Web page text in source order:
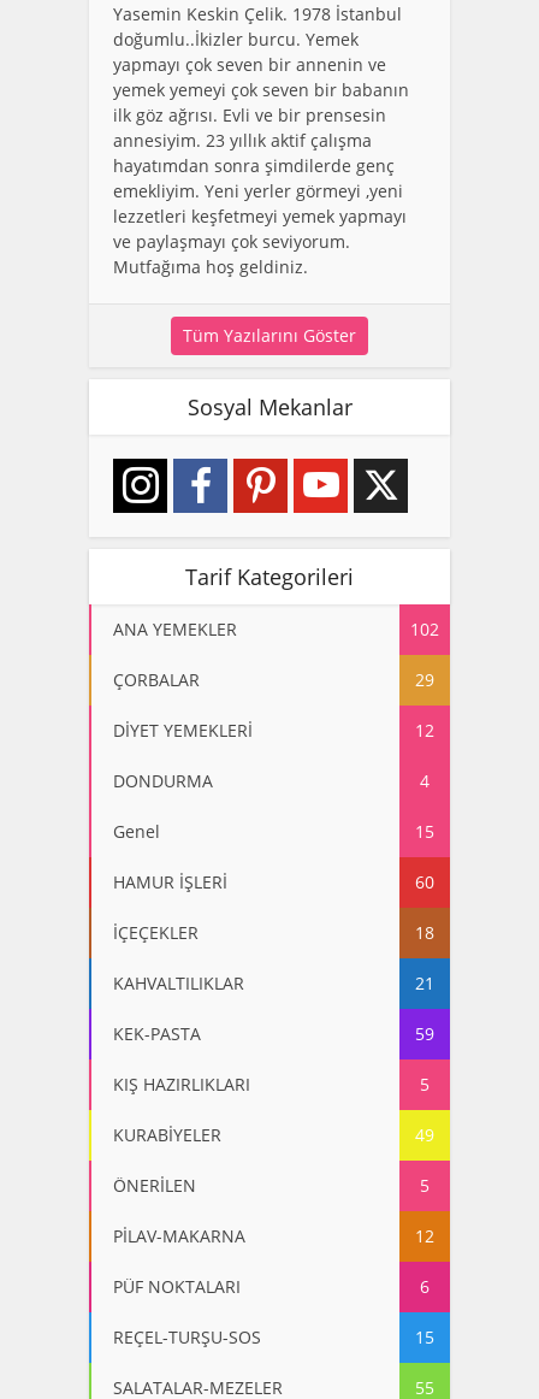
Yasemin Keskin Çelik. 1978 İstanbul
doğumlu..İkizler burcu. Yemek
yapmayı çok seven bir annenin ve
yemek yemeyi çok seven bir babanın
ilk göz ağrısı. Evli ve bir prensesin
annesiyim. 23 yıllık aktif çalışma
hayatımdan sonra şimdilerde genç
emekliyim. Yeni yerler görmeyi ,yeni
lezzetleri keşfetmeyi yemek yapmayı
ve paylaşmayı çok seviyorum.
Mutfağıma hoş geldiniz.
Tüm Yazılarını Göster
Sosyal Mekanlar
Tarif Kategorileri
ANA YEMEKLER 102
ÇORBALAR 29
DİYET YEMEKLERİ 12
DONDURMA 4
Genel 15
HAMUR İŞLERİ 60
İÇEÇEKLER 18
KAHVALTILIKLAR 21
KEK-PASTA 59
KIŞ HAZIRLIKLARI 5
KURABİYELER 49
ÖNERİLEN 5
PİLAV-MAKARNA 12
PÜF NOKTALARI 6
REÇEL-TURŞU-SOS 15
SALATALAR-MEZELER 55